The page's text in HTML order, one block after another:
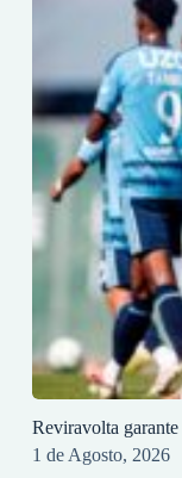
Reviravolta
1 de Agosto, 2026